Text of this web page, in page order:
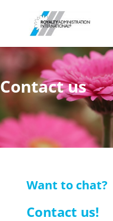
Contact us
Want to chat?
Contact us!